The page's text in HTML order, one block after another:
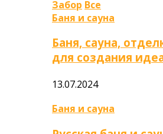
Забор Все
Баня и сауна
Баня, сауна,
для создания
13.07.2024
Баня и сауна